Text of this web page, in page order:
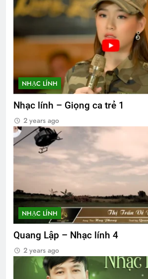
NHẠC LÍNH
Nhạc lính – Giọng ca trẻ 1
2 years ago
NHẠC LÍNH
Quang Lập – Nhạc lính 4
2 years ago